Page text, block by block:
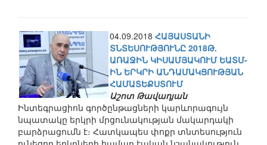
04.09.2018 ՀԱՅԱՍՏԱՆԻ
ՏՆՏԵՍՈՒԹՅՈՒՆԸ 2018Թ.
ԱՌԱՋԻՆ ԿԻՍԱՄՅԱԿՈՒՄ ԵԱՏՄ-
ԻՆ ԵՐԿՐԻ ԱՆԴԱՄԱԿՑՈՒԹՅԱՆ
ՀԱՄԱՏԵՔՍՏՈՒՄ
Աշոտ Թավադյան
Ինտեգրացիոն գործընթացների կարևորագույն
նպատակը երկրի մրցունակության մակարդակի
բարձրացումն է։ Հատկապես փոքր տնտեսություն